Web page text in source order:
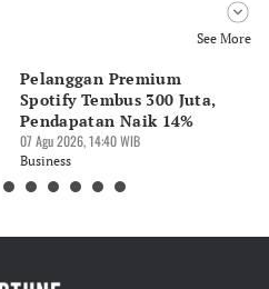
See More
Pelanggan Premium
Spotify Tembus 300 Juta,
Pendapatan Naik 14%
07 Agu 2026, 14:40 WIB
Business